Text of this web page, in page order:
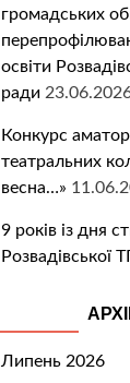
громадських
освіти
ради
Конкурс
театральних
весна…»
9 років із дня
Розвадівської
Липень 2026